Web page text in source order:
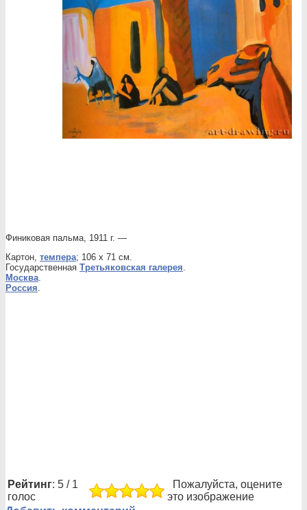
Финиковая пальма, 1911 г. —
Картон, темпера; 106 х 71 см.
Государственная Третьяковская галерея.
Москва.
Россия.
Рейтинг: 5 / 1
голос
Пожалуйста, оцените
это изображение